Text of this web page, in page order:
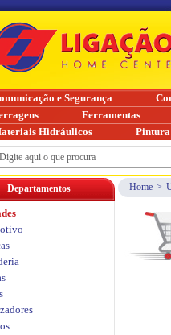
Home >
Departamentos
e Segurança
Ferramentas
Hidráulicos
Pintura